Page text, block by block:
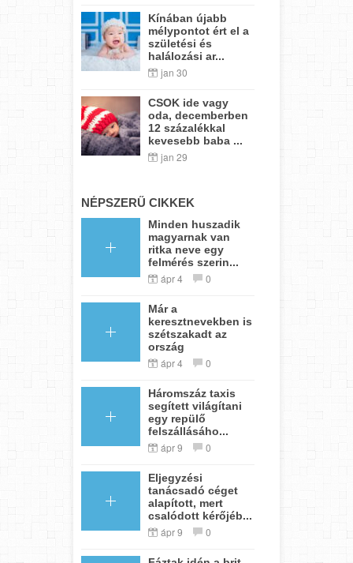
Kínában újabb
mélypontot ért el a
születési és
halálozási ar...
jan 30
CSOK ide vagy
oda, decemberben
12 százalékkal
kevesebb baba ...
jan 29
NÉPSZERŰ CIKKEK
Minden huszadik
magyarnak van
ritka neve egy
felmérés szerin...
ápr 4 0
Már a
keresztnevekben is
szétszakadt az
ország
ápr 4 0
Háromszáz taxis
segített világítani
egy repülő
felszállásáho...
ápr 9 0
Eljegyzési
tanácsadó céget
alapított, mert
csalódott kérőjéb...
ápr 9 0